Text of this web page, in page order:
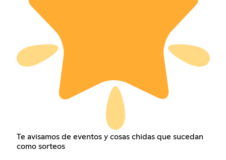
Te avisamos de eventos y cosas chidas que sucedan
como sorteos